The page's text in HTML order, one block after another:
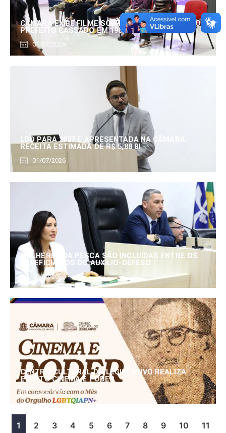
CÂMARA EXIBE FILME SOBRE EDUARDO SERRANO,
PREFEITO CASSADO EM 1960
01/07/2026
LDO PARA 2027 É APRESENTADA NA CÂMARA:
RECEITA ESTIMADA DE R$ 5,88 BI
01/07/2026
MULHERES DA PESCA SÃO INCLUÍDAS ENTRE OS
BENEFICIÁRIOS DO AUXÍLIO-DEFESO
30/06/2026
CENTRO CULTURAL DO LEGISLATIVO REALIZA
EVENTO CINEMA E PODER
25/06/2026
1 2 3 4 5 6 7 8 9 10 11